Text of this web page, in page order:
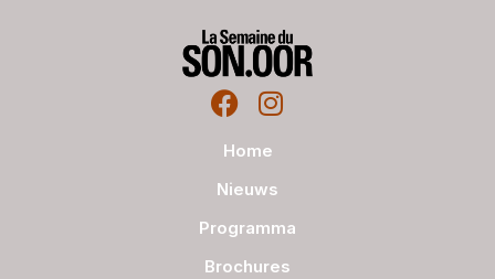
Home
Nieuws
Programma
Brochures